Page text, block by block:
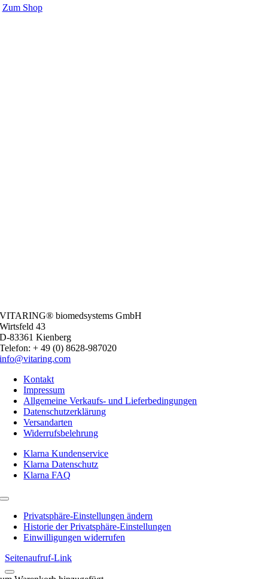
Zum Shop
VITARING® biomedsystems GmbH
Wirtsfeld 43
D-83361 Kienberg
Telefon: + 49 (0) 8628-987020
info@vitaring.com
Kontakt
Impressum
Allgemeine Verkaufs- und Lieferbedingungen
Datenschutzerklärung
Versandarten
Widerrufsbelehrung
Klarna Kundenservice
Klarna Datenschutz
Klarna FAQ
Toggle
NavigationPrivatsphäre-Einstellungen ändern
Historie der Privatsphäre-Einstellungen
Einwilligungen widerrufen
Seitenaufruf-Link